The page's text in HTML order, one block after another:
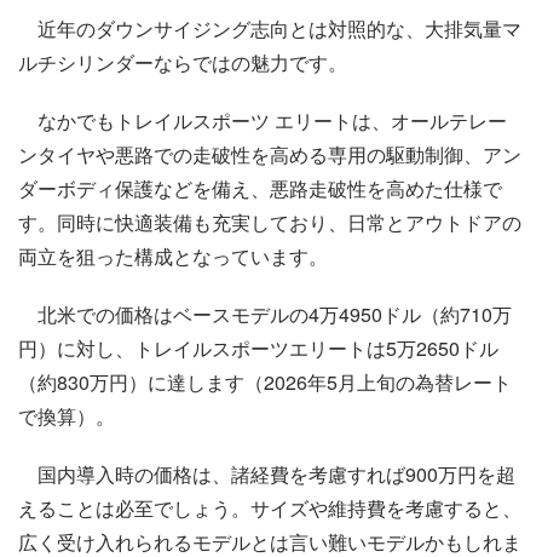
近年のダウンサイジング志向とは対照的な、大排気量マ
ルチシリンダーならではの魅力です。
なかでもトレイルスポーツ エリートは、オールテレー
ンタイヤや悪路での走破性を高める専用の駆動制御、アン
ダーボディ保護などを備え、悪路走破性を高めた仕様で
す。同時に快適装備も充実しており、日常とアウトドアの
両立を狙った構成となっています。
北米での価格はベースモデルの4万4950ドル（約710万
円）に対し、トレイルスポーツエリートは5万2650ドル
（約830万円）に達します（2026年5月上旬の為替レート
で換算）。
国内導入時の価格は、諸経費を考慮すれば900万円を超
えることは必至でしょう。サイズや維持費を考慮すると、
広く受け入れられるモデルとは言い難いモデルかもしれま